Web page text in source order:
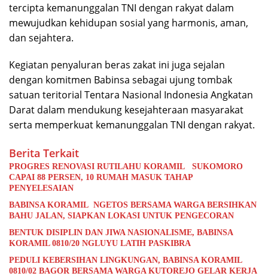
tercipta kemanunggalan TNI dengan rakyat dalam
mewujudkan kehidupan sosial yang harmonis, aman,
dan sejahtera.
Kegiatan penyaluran beras zakat ini juga sejalan
dengan komitmen Babinsa sebagai ujung tombak
satuan teritorial Tentara Nasional Indonesia Angkatan
Darat dalam mendukung kesejahteraan masyarakat
serta memperkuat kemanunggalan TNI dengan rakyat.
Berita Terkait
PROGRES RENOVASI RUTILAHU KORAMIL SUKOMORO
CAPAI 88 PERSEN, 10 RUMAH MASUK TAHAP
PENYELESAIAN
BABINSA KORAMIL NGETOS BERSAMA WARGA BERSIHKAN
BAHU JALAN, SIAPKAN LOKASI UNTUK PENGECORAN
BENTUK DISIPLIN DAN JIWA NASIONALISME, BABINSA
KORAMIL 0810/20 NGLUYU LATIH PASKIBRA
PEDULI KEBERSIHAN LINGKUNGAN, BABINSA KORAMIL
0810/02 BAGOR BERSAMA WARGA KUTOREJO GELAR KERJA